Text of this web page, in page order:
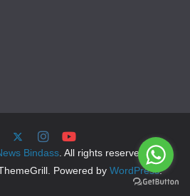
Bindass. All rights reserved.
Powered by WordPress.